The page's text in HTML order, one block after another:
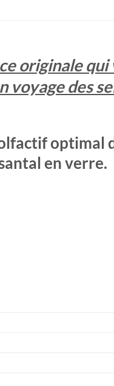
originale
voyage des
optimal
en verre.